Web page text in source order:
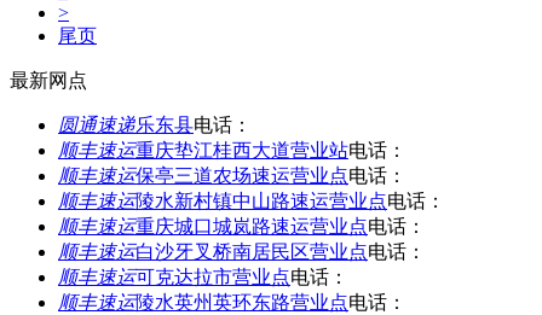
>
尾页
最新网点
圆通速递乐东县电话：
顺丰速运重庆垫江桂西大道营业站电话：
顺丰速运保亭三道农场速运营业点电话：
顺丰速运陵水新村镇中山路速运营业点电话：
顺丰速运重庆城口城岚路速运营业点电话：
顺丰速运白沙牙叉桥南居民区营业点电话：
顺丰速运可克达拉市营业点电话：
顺丰速运陵水英州英环东路营业点电话：